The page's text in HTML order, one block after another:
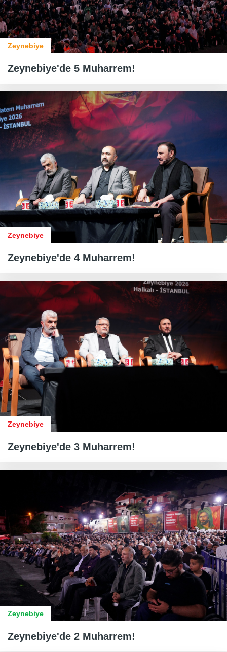
Zeynebiye
Zeynebiye'de 5 Muharrem!
Zeynebiye
Zeynebiye'de 4 Muharrem!
Zeynebiye
Zeynebiye'de 3 Muharrem!
Zeynebiye
Zeynebiye'de 2 Muharrem!